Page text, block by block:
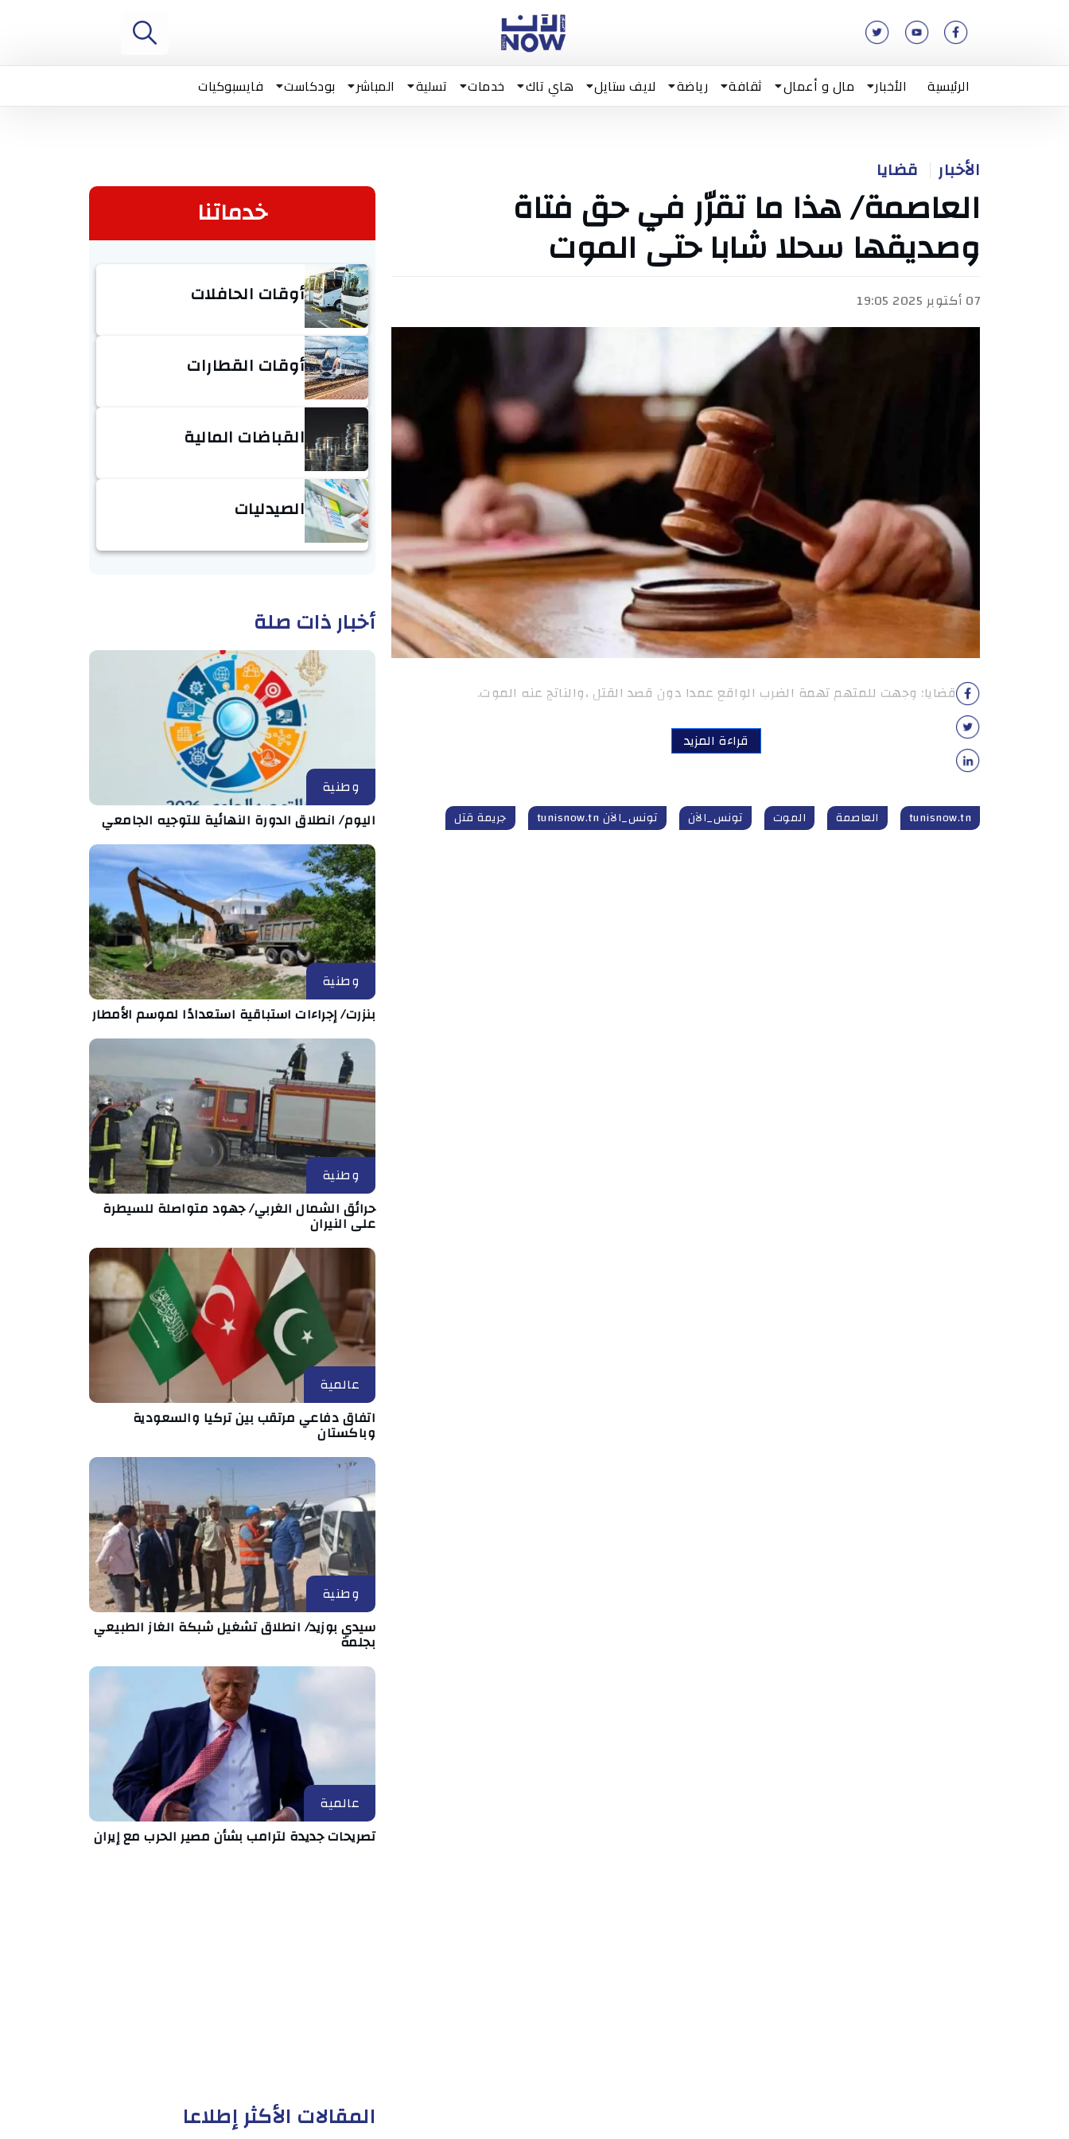
الرئيسية الأخبار مال و أعمال ثقافة رياضة لايف ستايل هاي تاك خدمات تسلية المباشر بودكاست فايسبوكيات
الأخبار قضايا
العاصمة/ هذا ما تقرّر في حق فتاة
وصديقها سحلا شابا حتى الموت
07 أكتوبر 2025 19:05
قضايا: وجهت للمتهم تهمة الضرب الواقع عمدا دون قصد القتل ،والناتج عنه الموت.
قراءة المزيد
tunisnow.tn العاصمة الموت تونس_الآن تونس_الآن tunisnow.tn جريمة قتل
خدماتنا
أوقات الحافلات
أوقات القطارات
القباضات المالية
الصيدليات
أخبار ذات صلة
وطنية
اليوم/ انطلاق الدورة النهائية للتوجيه الجامعي
وطنية
بنزرت/ إجراءات استباقية استعدادًا لموسم الأمطار
وطنية
حرائق الشمال الغربي/ جهود متواصلة للسيطرة
على النيران
عالمية
اتفاق دفاعي مرتقب بين تركيا والسعودية
وباكستان
وطنية
سيدي بوزيد/ انطلاق تشغيل شبكة الغاز الطبيعي
بجلمة
عالمية
تصريحات جديدة لترامب بشأن مصير الحرب مع إيران
المقالات الأكثر إطلاعا